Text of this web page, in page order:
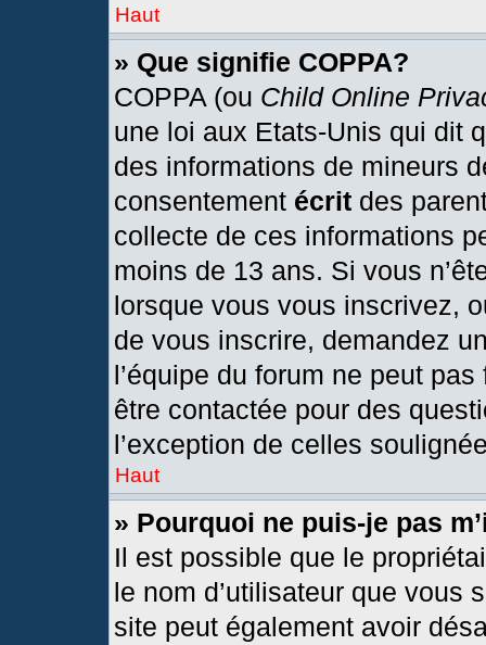
Haut
» Que signifie COPPA?
COPPA (ou Child Online
une loi aux Etats-Unis qui dit
des informations de mineurs
consentement écrit des
collecte de ces informations
moins de 13 ans. Si vous
lorsque vous vous inscrivez,
de vous inscrire, demandez
l’équipe du forum ne peut
être contactée pour des
l’exception de celles
Haut
» Pourquoi ne puis-je pas
Il est possible que le
le nom d’utilisateur que vous
site peut également avoir